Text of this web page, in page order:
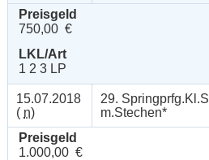
Preisgeld
750,00 €
LKL/Art
1 2 3 LP
15.07.2018
( n)
29. Springprfg.Kl.S
m.Stechen*
Preisgeld
1.000,00 €